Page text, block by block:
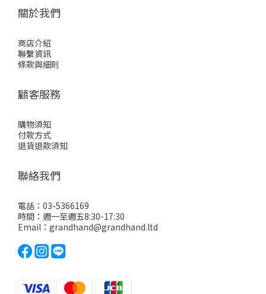
關於我們
商店介紹
聯繫資訊
條款與細則
顧客服務
購物須知
付款方式
退貨退款須知
聯絡我們
電話：03-5366169
時間：週一至週五8:30-17:30
Email：grandhand@grandhand.ltd